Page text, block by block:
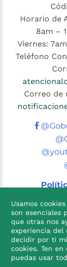
Horario de
8am –
Viernes:
Teléfono
Correo de

Usamos
son esenciales
que otras nos
experiencia del
decidir por ti
cookies. Ten
puedas usar